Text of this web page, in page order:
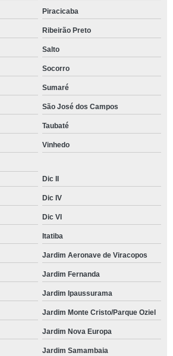
Piracicaba
Ribeirão Preto
Salto
Socorro
Sumaré
São José dos Campos
Taubaté
Vinhedo
Dic II
Dic IV
Dic VI
Itatiba
Jardim Aeronave de Viracopos
Jardim Fernanda
Jardim Ipaussurama
Jardim Monte Cristo/Parque Oziel
Jardim Nova Europa
Jardim Samambaia